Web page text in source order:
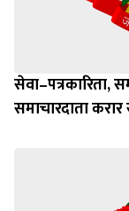
समाचारदाता